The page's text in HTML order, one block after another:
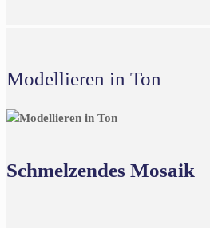
Modellieren in Ton
Schmelzendes Mosaik